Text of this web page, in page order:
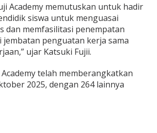
Academy memutuskan untuk hadir
siswa untuk menguasai
dan memfasilitasi penempatan
jembatan penguatan kerja sama
ujar Katsuki Fujii.
telah memberangkatkan
2025, dengan 264 lainnya